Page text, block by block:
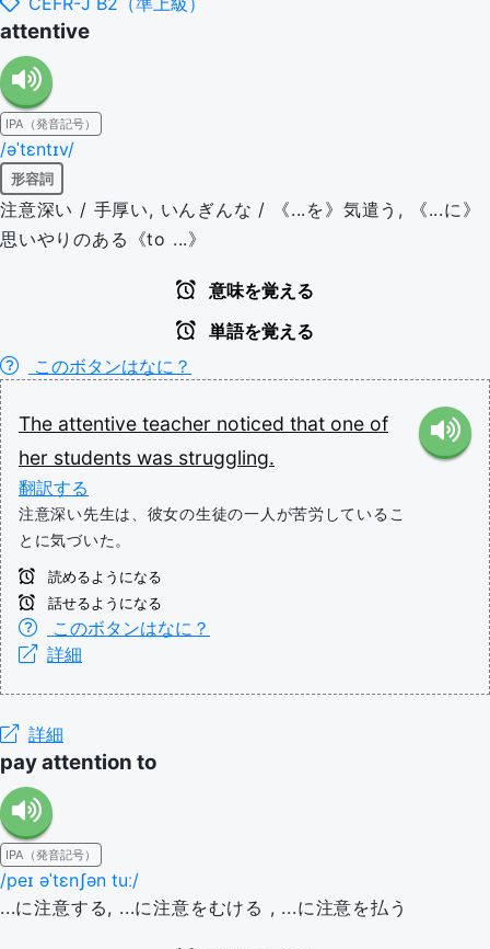
attentive
IPA（発音記号）
/əˈtɛntɪv/
形容詞
注意深い / 手厚い, いんぎんな / 《...を》気遣う, 《...に》
思いやりのある《to ...》
意味を覚える
単語を覚える
このボタンはなに？
The attentive teacher noticed that one of
her students was struggling.
翻訳する
注意深い先生は、彼女の生徒の一人が苦労しているこ
とに気づいた。
読めるようになる
話せるようになる
このボタンはなに？
詳細
詳細
pay attention to
IPA（発音記号）
/peɪ əˈtɛnʃən tuː/
...に注意する, ...に注意をむける , ...に注意を払う